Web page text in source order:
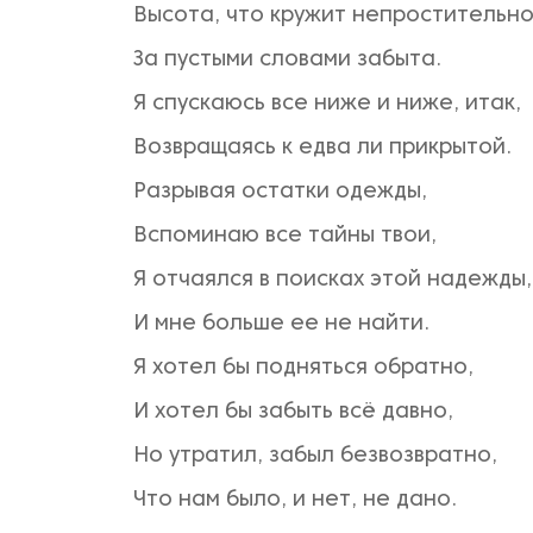
Высота, что кружит
За пустыми словами забыта.
Я спускаюсь все ниже и ниже, итак,
Возвращаясь к едва ли прикрытой.
Разрывая остатки одежды,
Вспоминаю все тайны твои,
Я отчаялся в поисках этой надежды,
И мне больше ее не найти.
Я хотел бы подняться обратно,
И хотел бы забыть всё давно,
Но утратил, забыл безвозвратно,
Что нам было, и нет, не дано.